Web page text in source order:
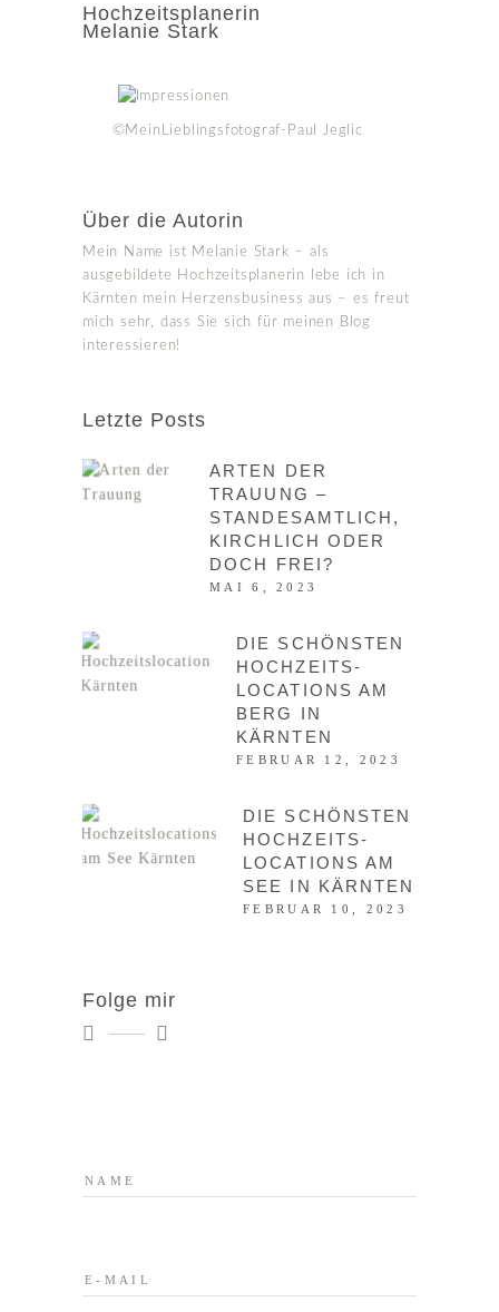
Hochzeitsplanerin
Melanie Stark
©MeinLieblingsfotograf-Paul Jeglic
Über die Autorin
Mein Name ist Melanie Stark – als
ausgebildete Hochzeitsplanerin lebe ich in
Kärnten mein Herzensbusiness aus – es freut
mich sehr, dass Sie sich für meinen Blog
interessieren!
Letzte Posts
ARTEN DER
TRAUUNG –
STANDESAMTLICH,
KIRCHLICH ODER
DOCH FREI?
MAI 6, 2023
DIE SCHÖNSTEN
HOCHZEITS­
LOCATIONS AM
BERG IN
KÄRNTEN
FEBRUAR 12, 2023
DIE SCHÖNSTEN
HOCHZEITS­
LOCATIONS AM
SEE IN KÄRNTEN
FEBRUAR 10, 2023
Folge mir